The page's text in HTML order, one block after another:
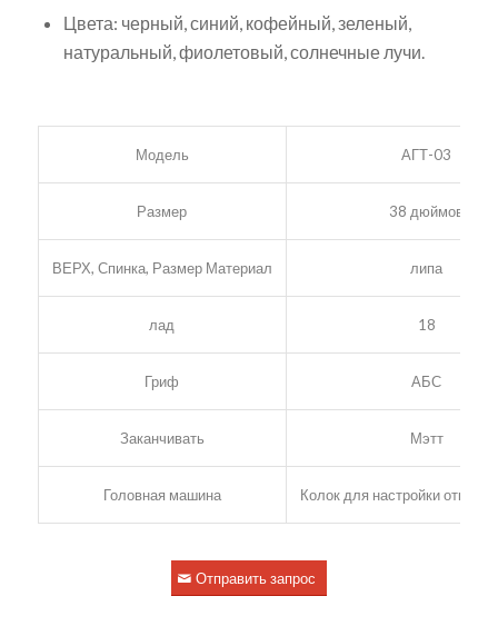
Цвета: черный, синий, кофейный, зеленый,
натуральный, фиолетовый, солнечные лучи.
Модель АГТ-03
Размер 38 дюймов
ВЕРХ, Спинка, Размер Материал липа
лад 18
Гриф АБС
Заканчивать Мэтт
Головная машина Колок для настройки
Отправить запрос